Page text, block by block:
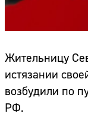
Жительницу
истязании
возбудили по
РФ.